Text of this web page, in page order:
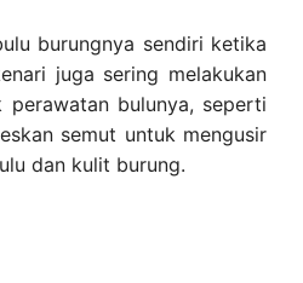
burungnya sendiri ketika
juga sering melakukan
bulunya, seperti
semut untuk mengusir
dan kulit burung.